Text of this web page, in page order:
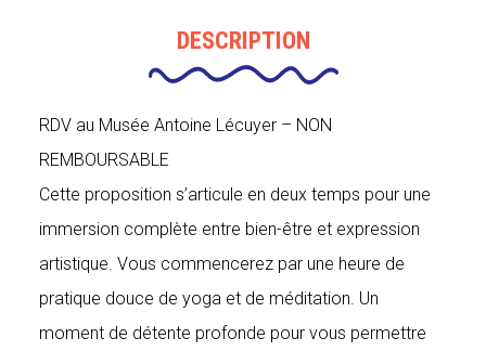
DESCRIPTION
RDV au Musée Antoine Lécuyer – NON
REMBOURSABLE
Cette proposition s’articule en deux temps pour une
immersion complète entre bien-être et expression
artistique. Vous commencerez par une heure de
pratique douce de yoga et de méditation. Un
moment de détente profonde pour vous permettre